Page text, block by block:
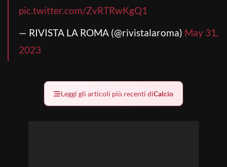
pic.twitter.com/ZvRTRwKgQ1
— RIVISTA LA ROMA (@rivistalaroma) May 31,
2023
Leggi gli articoli più recenti diCalcio